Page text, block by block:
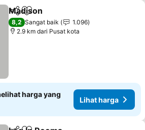
BagikanTambahkan ke favorit
Madison
8,2 Sangat baik
1.096
2.9 km dari Pusat kota
harga yang
Lihat harga